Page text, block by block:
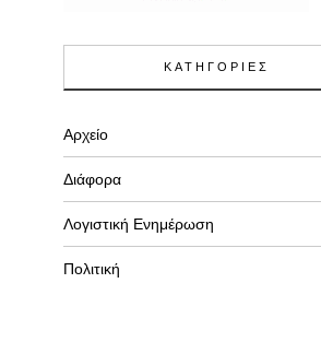
ΚΑΤΗΓΟΡΙΕΣ
Αρχείο
Διάφορα
Λογιστική Ενημέρωση
Πολιτική